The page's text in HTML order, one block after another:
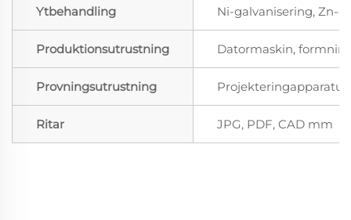
Ytbehandling Ni-galvanisering, Zn-
Produktionsutrustning Datormaskin,
Provningsutrustning
Ritar JPG, PDF, CAD mm